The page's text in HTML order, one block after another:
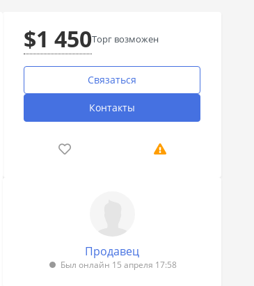
$1 450Торг возможен
Связаться
Контакты
Продавец
Был онлайн 15 апреля 17:58